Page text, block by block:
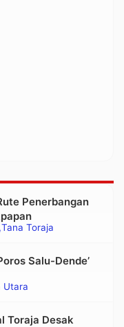
Tana Toraja
Penerbangan
Utara
Salu-Dende’
Toraja Desak